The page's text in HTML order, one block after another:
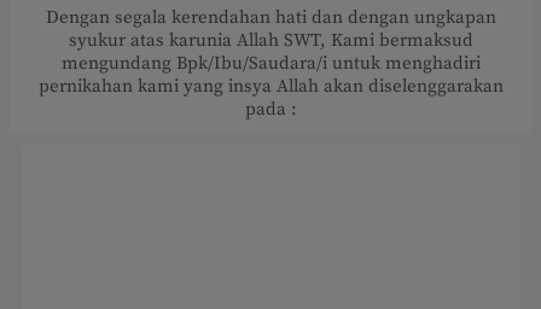
Dengan segala kerendahan hati dan dengan ungkapan
syukur atas karunia Allah SWT, Kami bermaksud
mengundang Bpk/Ibu/Saudara/i untuk menghadiri
pernikahan kami yang insya Allah akan diselenggarakan
pada :